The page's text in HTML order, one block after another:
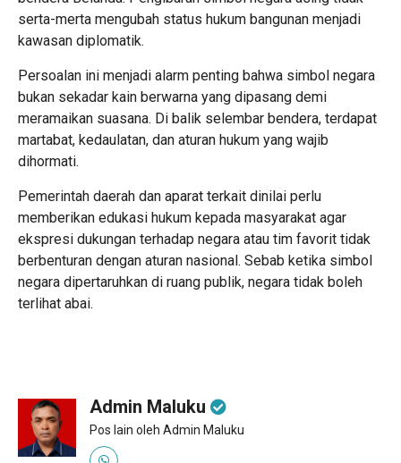
serta-merta mengubah status hukum bangunan menjadi
kawasan diplomatik.
Persoalan ini menjadi alarm penting bahwa simbol negara
bukan sekadar kain berwarna yang dipasang demi
meramaikan suasana. Di balik selembar bendera, terdapat
martabat, kedaulatan, dan aturan hukum yang wajib
dihormati.
Pemerintah daerah dan aparat terkait dinilai perlu
memberikan edukasi hukum kepada masyarakat agar
ekspresi dukungan terhadap negara atau tim favorit tidak
berbenturan dengan aturan nasional. Sebab ketika simbol
negara dipertaruhkan di ruang publik, negara tidak boleh
terlihat abai.
Admin Maluku
Pos lain oleh Admin Maluku